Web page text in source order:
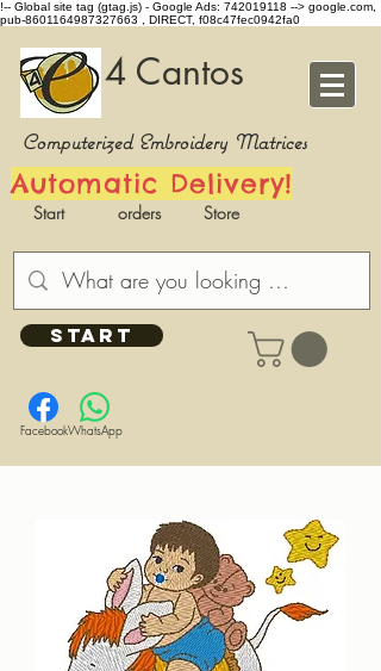
!-- Global site tag (gtag.js) - Google Ads: 742019118 --> google.com,
pub-8601164987327663 , DIRECT, f08c47fec0942fa0
4 Cantos
Computerized Embroidery Matrices
Automatic Delivery!
Start orders Store
START
FacebookWhatsApp